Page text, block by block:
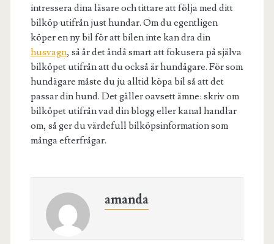
intressera dina läsare och tittare att följa med ditt
bilköp utifrån just hundar. Om du egentligen
köper en ny bil för att bilen inte kan dra din
husvagn, så är det ändå smart att fokusera på själva
bilköpet utifrån att du också är hundägare. För som
hundägare måste du ju alltid köpa bil så att det
passar din hund. Det gäller oavsett ämne: skriv om
bilköpet utifrån vad din blogg eller kanal handlar
om, så ger du värdefull bilköpsinformation som
många efterfrågar.
amanda